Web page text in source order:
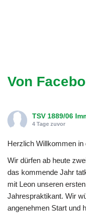
Von
TSV 1889/06
4 Tage zuvor
Herzlich Willkommen
Wir dürfen ab heute
das kommende Jahr
mit Leon unseren
Jahrespraktikant. Wir
angenehmen Start und